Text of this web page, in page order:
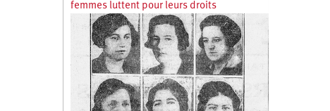
femmes luttent pour leurs droits